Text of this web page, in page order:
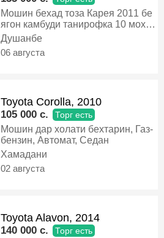
Мошин бехад тоза Карея 2011 бе
ягон камбуди танирофка 10 мох
гупка лабавой Антиблик Гибрид
нав расход 7 литр, Гибрид,
Автомат, Седан
Душанбе
06 августа
Toyota Corolla, 2010
105 000 c. Торг есть
Мошин дар холати бехтарин, Газ-
бензин, Автомат, Седан
Хамадани
02 августа
Toyota Alavon, 2014
140 000 c. Торг есть